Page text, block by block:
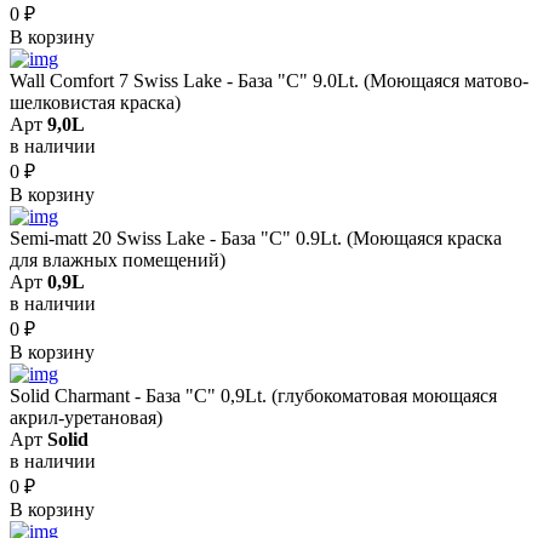
0 ₽
В корзину
Wall Comfort 7 Swiss Lake - База "C" 9.0Lt. (Моющаяся матово-
шелковистая краска)
Арт 9,0L
в наличии
0 ₽
В корзину
Semi-matt 20 Swiss Lake - База "C" 0.9Lt. (Моющаяся краска
для влажных помещений)
Арт 0,9L
в наличии
0 ₽
В корзину
Solid Сharmant - База "С" 0,9Lt. (глубокоматовая моющаяся
акрил-уретановая)
Арт Solid
в наличии
0 ₽
В корзину